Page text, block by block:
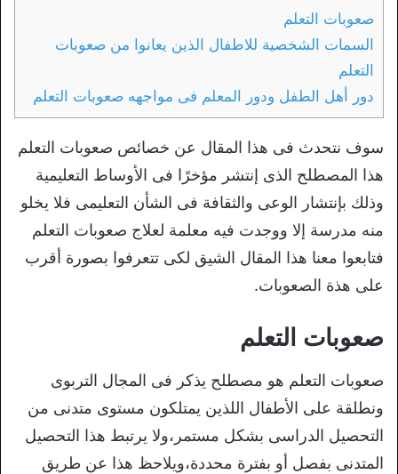
صعوبات التعلم
السمات الشخصية للاطفال الذين يعانوا من صعوبات
التعلم
دور أهل الطفل ودور المعلم فى مواجهه صعوبات التعلم
سوف نتحدث فى هذا المقال عن خصائص صعوبات التعلم
هذا المصطلح الذى إنتشر مؤخرًا فى الأوساط التعليمية
وذلك بإنتشار الوعى والثقافة فى الشأن التعليمى فلا يخلو
منه مدرسة إلا ووجدت فيه معلمة لعلاج صعوبات التعلم
فتابعوا معنا هذا المقال الشيق لكى تتعرفوا بصورة أقرب
على هذة الصعوبات.
صعوبات التعلم
صعوبات التعلم هو مصطلح يذكر فى المجال التربوى
ونطلقة على الأطفال اللذين يمتلكون مستوى متدنى من
التحصيل الدراسى بشكل مستمر،ولا يرتبط هذا التحصيل
المتدنى بفصل أو بفترة محددة،ويلاحظ هذا عن طريق